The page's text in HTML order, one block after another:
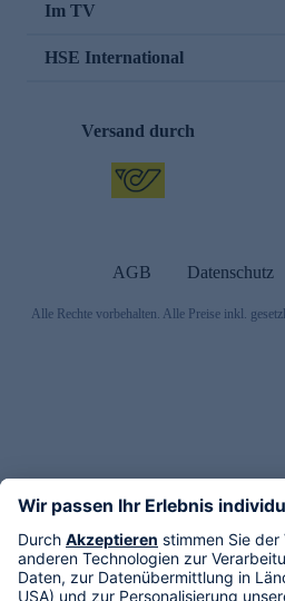
Im TV
HSE International
Versand durch
AGB Datenschutz
Alle Rechte vorbehalten. Alle Preise inkl.